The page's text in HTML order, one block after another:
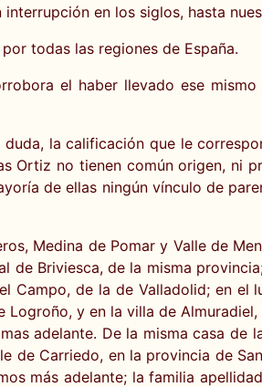
en los siglos, hasta
todas las regiones de España.
el haber llevado ese
la calificación que le
Ortiz no tienen común origen, ni
de ellas ningún vínculo de
Medina de Pomar y Valle de
Briviesca, de la misma
Campo, de la de Valladolid; en el
y en la villa de
adelante. De la misma casa de
de Carriedo, en la provincia de
más adelante; la familia